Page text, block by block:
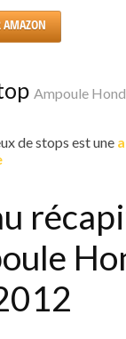
AMAZON
Ampoule
de stops est une